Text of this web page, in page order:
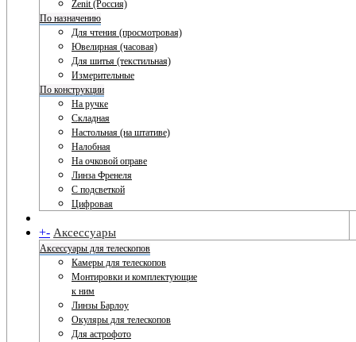
Zenit (Россия)
По назначению
Для чтения (просмотровая)
Ювелирная (часовая)
Для шитья (текстильная)
Измерительные
По конструкции
На ручке
Складная
Настольная (на штативе)
Налобная
На очковой оправе
Линза Френеля
С подсветкой
Цифровая
+- Аксессуары
Аксессуары для телескопов
Камеры для телескопов
Монтировки и комплектующие
к ним
Линзы Барлоу
Окуляры для телескопов
Для астрофото